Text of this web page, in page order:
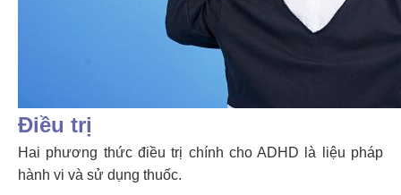
Điều trị
Hai phương thức điều trị chính cho ADHD là liệu pháp
hành vi và sử dụng thuốc.